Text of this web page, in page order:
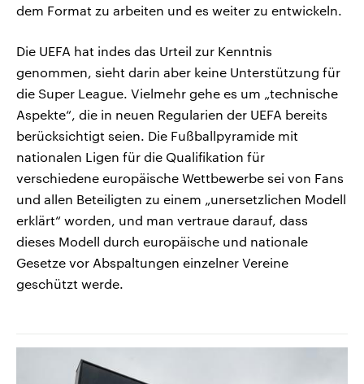
dem Format zu arbeiten und es weiter zu entwickeln.
Die UEFA hat indes das Urteil zur Kenntnis
genommen, sieht darin aber keine Unterstützung für
die Super League. Vielmehr gehe es um „technische
Aspekte“, die in neuen Regularien der UEFA bereits
berücksichtigt seien. Die Fußballpyramide mit
nationalen Ligen für die Qualifikation für
verschiedene europäische Wettbewerbe sei von Fans
und allen Beteiligten zu einem „unersetzlichen Modell
erklärt“ worden, und man vertraue darauf, dass
dieses Modell durch europäische und nationale
Gesetze vor Abspaltungen einzelner Vereine
geschützt werde.